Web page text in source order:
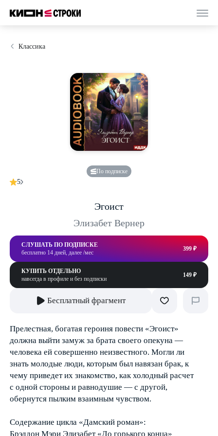
Классика
По подписке
5
Эгоист
Элизабет Вернер
СЛУШАТЬ ПО ПОДПИСКЕ
бесплатно 14 дней, далее /мес
399 ₽
КУПИТЬ ОТДЕЛЬНО
навсегда в профиле и без подписки
149 ₽
Бесплатный фрагмент
Прелестная, богатая героиня повести «Эгоист»
должна выйти замуж за брата своего опекуна —
человека ей совершенно неизвестного. Могли ли
знать молодые люди, которым был навязан брак, к
чему приведет их знакомство, как холодный расчет
с одной стороны и равнодушие — с другой,
обернутся пылким взаимным чувством.
Содержание цикла «Дамский роман»:
Брэддон Мэри Элизабет «До горького конца»